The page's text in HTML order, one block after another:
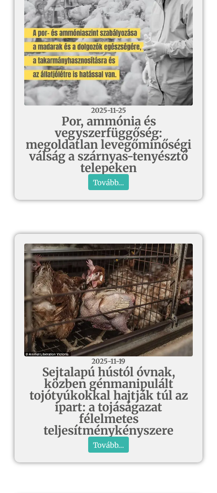
2025-11-25
Por, ammónia és
vegyszerfüggőség:
megoldatlan levegőminőségi
válság a szárnyas-tenyésztő
telepeken
Tovább...
2025-11-19
Sejtalapú hústól óvnak,
közben génmanipulált
tojótyúkokkal hajtják túl az
ipart: a tojáságazat
félelmetes
teljesítménykényszere
Tovább...